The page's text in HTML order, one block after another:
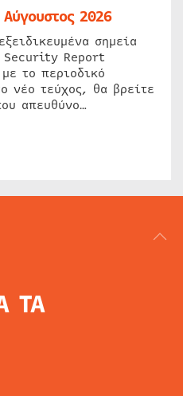
2026
σημεία
Security Report
το περιοδικό
νέο τεύχος, θα βρείτε
απευθύνο…
ΤΑ